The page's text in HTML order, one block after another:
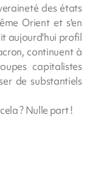
des états
Orient et s'en
aujourd'hui profil
continuent à
capitalistes
de substantiels
? Nulle part !